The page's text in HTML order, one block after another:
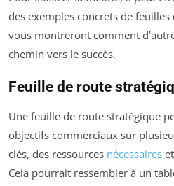
des exemples concrets de
vous montreront comment
chemin vers le succès.
Feuille de route
Une feuille de route stratégique
objectifs commerciaux sur
clés, des ressources nécessaires
Cela pourrait ressembler à un